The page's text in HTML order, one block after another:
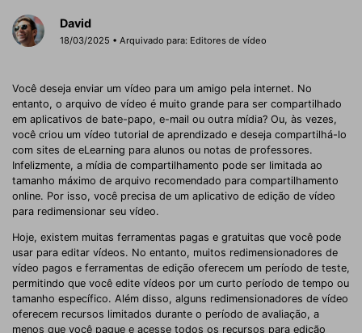
David
18/03/2025 • Arquivado para: Editores de vídeo
Você deseja enviar um vídeo para um amigo pela internet. No
entanto, o arquivo de vídeo é muito grande para ser compartilhado
em aplicativos de bate-papo, e-mail ou outra mídia? Ou, às vezes,
você criou um vídeo tutorial de aprendizado e deseja compartilhá-lo
com sites de eLearning para alunos ou notas de professores.
Infelizmente, a mídia de compartilhamento pode ser limitada ao
tamanho máximo de arquivo recomendado para compartilhamento
online. Por isso, você precisa de um aplicativo de edição de vídeo
para redimensionar seu vídeo.
Hoje, existem muitas ferramentas pagas e gratuitas que você pode
usar para editar vídeos. No entanto, muitos redimensionadores de
vídeo pagos e ferramentas de edição oferecem um período de teste,
permitindo que você edite vídeos por um curto período de tempo ou
tamanho específico. Além disso, alguns redimensionadores de vídeo
oferecem recursos limitados durante o período de avaliação, a
menos que você pague e acesse todos os recursos para edição